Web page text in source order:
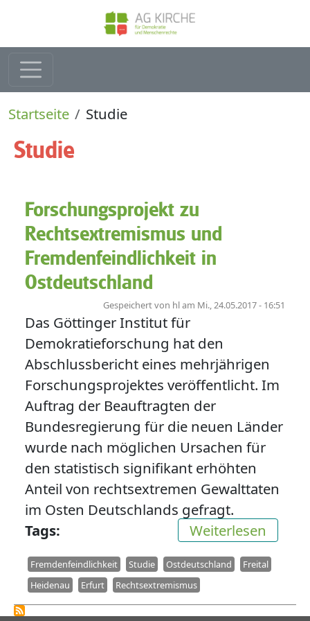
Direkt zum Inhalt
Pfadnavigation
Startseite Studie
Studie
Forschungsprojekt zu
Rechtsextremismus und
Fremdenfeindlichkeit in
Ostdeutschland
Gespeichert von hlam Mi., 24.05.2017 - 16:51
Das Göttinger Institut für
Demokratieforschung hat den
Abschlussbericht eines mehrjährigen
Forschungsprojektes veröffentlicht. Im
Auftrag der Beauftragten der
Bundesregierung für die neuen Länder
wurde nach möglichen Ursachen für
den statistisch signifikant erhöhten
Anteil von rechtsextremen Gewalttaten
im Osten Deutschlands gefragt.
Weiterlesen
Tags
Fremdenfeindlichkeit Studie Ostdeutschland
Freital
Heidenau
Erfurt Rechtsextremismus